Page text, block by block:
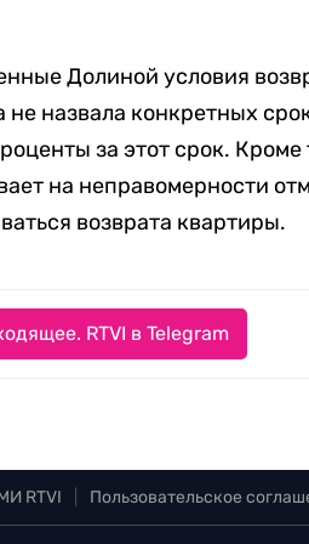
Долиной условия
назвала конкретных
за этот срок. Кроме
на неправомерности
возврата квартиры.
RTVI в Telegram
RTVI Пользовательское